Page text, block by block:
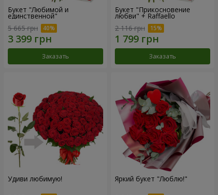
Букет "Любимой и
единственной"
5 665 грн
Заказать
Букет "Прикосновение
любви" + Raffaello
2 116 грн
Заказать
Удиви любимую! Яркий букет "Люблю!"